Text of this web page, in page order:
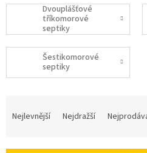
Dvouplášťové
tříkomorové
septiky
Šestikomorové
septiky
Nejlevnější Nejdražší